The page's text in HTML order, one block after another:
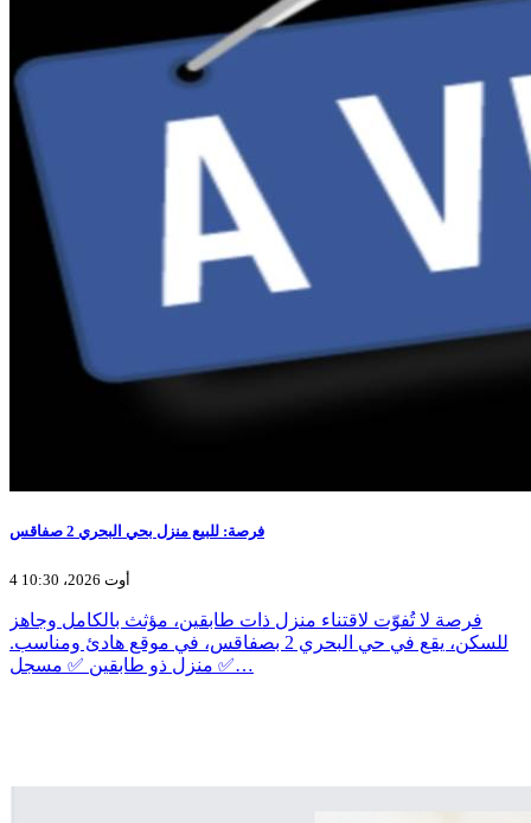
فرصة: للبيع منزل بحي البحري 2 صفاقس
4 أوت 2026، 10:30
فرصة لا تُفوّت لاقتناء منزل ذات طابقين، مؤثث بالكامل وجاهز
للسكن، يقع في حي البحري 2 بصفاقس، في موقع هادئ ومناسب.
✅ منزل ذو طابقين ✅ مسجل…